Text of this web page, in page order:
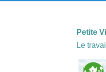
Petite
Le